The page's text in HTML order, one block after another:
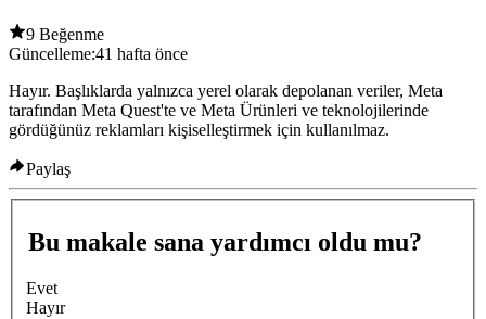
9 Beğenme
Güncelleme:41 hafta önce
Hayır. Başlıklarda yalnızca yerel olarak depolanan veriler, Meta
tarafından Meta Quest'te ve Meta Ürünleri ve teknolojilerinde
gördüğünüz reklamları kişiselleştirmek için kullanılmaz.
Paylaş
Bu makale sana yardımcı oldu mu?
Evet
Hayır